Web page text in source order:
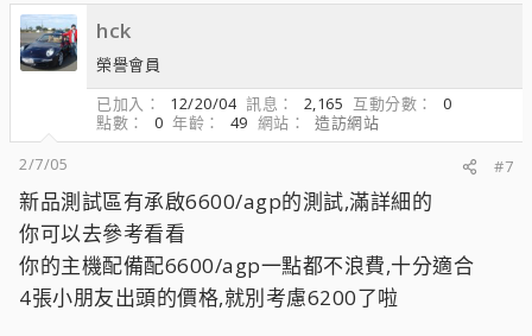
hck
榮譽會員
已加入
12/20/04 訊息 2,165 互動分數
0
點數
0 年齡 49 網站
造訪網站
2/7/05
#7
新品測試區有承啟6600/agp的測試,滿詳細的
你可以去參考看看
你的主機配備配6600/agp一點都不浪費,十分適合
4張小朋友出頭的價格,就別考慮6200了啦